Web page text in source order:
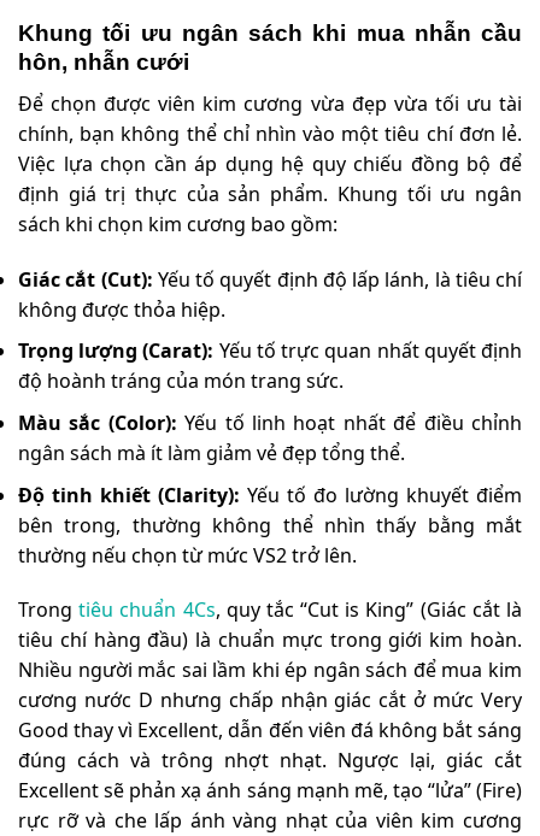
Khung tối ưu ngân sách khi mua nhẫn cầu
hôn, nhẫn cưới
Để chọn được viên kim cương vừa đẹp vừa tối ưu tài
chính, bạn không thể chỉ nhìn vào một tiêu chí đơn lẻ.
Việc lựa chọn cần áp dụng hệ quy chiếu đồng bộ để
định giá trị thực của sản phẩm. Khung tối ưu ngân
sách khi chọn kim cương bao gồm:
Giác cắt (Cut): Yếu tố quyết định độ lấp lánh, là tiêu chí
không được thỏa hiệp.
Trọng lượng (Carat): Yếu tố trực quan nhất quyết định
độ hoành tráng của món trang sức.
Màu sắc (Color): Yếu tố linh hoạt nhất để điều chỉnh
ngân sách mà ít làm giảm vẻ đẹp tổng thể.
Độ tinh khiết (Clarity): Yếu tố đo lường khuyết điểm
bên trong, thường không thể nhìn thấy bằng mắt
thường nếu chọn từ mức VS2 trở lên.
Trongtiêu chuẩn 4Cs, quy tắc “Cut is King” (Giác cắt là
tiêu chí hàng đầu) là chuẩn mực trong giới kim hoàn.
Nhiều người mắc sai lầm khi ép ngân sách để mua kim
cương nước D nhưng chấp nhận giác cắt ở mức Very
Good thay vì Excellent, dẫn đến viên đá không bắt sáng
đúng cách và trông nhợt nhạt. Ngược lại, giác cắt
Excellent sẽ phản xạ ánh sáng mạnh mẽ, tạo “lửa” (Fire)
rực rỡ và che lấp ánh vàng nhạt của viên kim cương